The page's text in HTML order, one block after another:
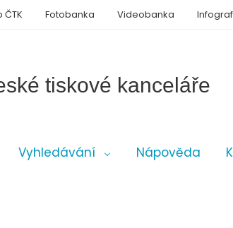
tiskové kanceláře
Vyhledávání Nápověda
ČTK Fotobanka Videobanka